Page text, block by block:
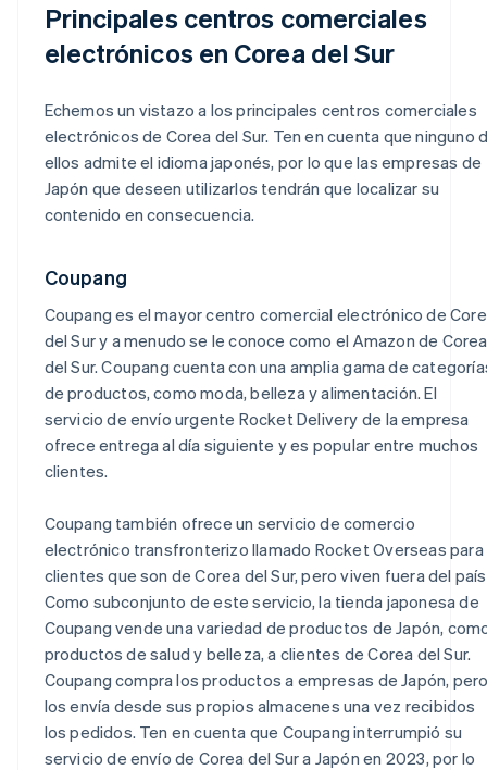
Principales centros comerciales
electrónicos en Corea del Sur
Echemos un vistazo a los principales centros comerciales
electrónicos de Corea del Sur. Ten en cuenta que ninguno
ellos admite el idioma japonés, por lo que las empresas de
Japón que deseen utilizarlos tendrán que localizar su
contenido en consecuencia.
Coupang
Coupang es el mayor centro comercial electrónico de
del Sur y a menudo se le conoce como el Amazon de Corea
del Sur. Coupang cuenta con una amplia gama de
de productos, como moda, belleza y alimentación. El
servicio de envío urgente Rocket Delivery de la empresa
ofrece entrega al día siguiente y es popular entre muchos
clientes.
Coupang también ofrece un servicio de comercio
electrónico transfronterizo llamado Rocket Overseas para
clientes que son de Corea del Sur, pero viven fuera del
Como subconjunto de este servicio, la tienda japonesa de
Coupang vende una variedad de productos de Japón,
productos de salud y belleza, a clientes de Corea del Sur.
Coupang compra los productos a empresas de Japón,
los envía desde sus propios almacenes una vez recibidos
los pedidos. Ten en cuenta que Coupang interrumpió su
servicio de envío de Corea del Sur a Japón en 2023, por lo